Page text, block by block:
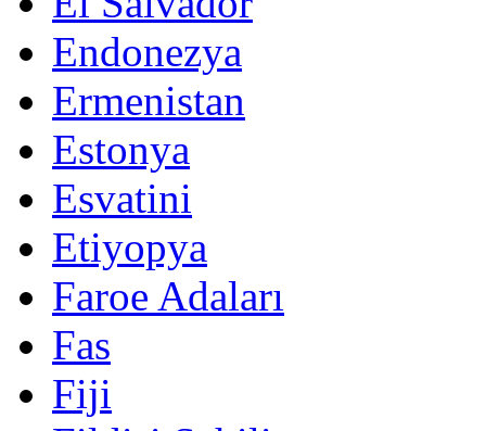
Endonezya
Ermenistan
Estonya
Esvatini
Etiyopya
Faroe Adaları
Fas
Fiji